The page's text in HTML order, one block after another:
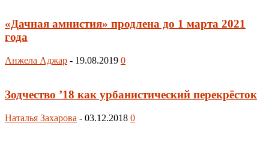
«Дачная амнистия» продлена до 1 марта 2021
года
Анжела Аджар - 19.08.2019 0
Зодчество ’18 как урбанистический перекрёсток
Наталья Захарова - 03.12.2018 0